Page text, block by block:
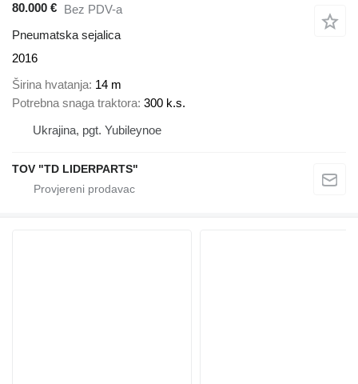
80.000 € Bez PDV-a
Pneumatska sejalica
2016
Širina hvatanja 14 m
Potrebna snaga traktora 300 k.s.
Ukrajina, pgt. Yubileynoe
TOV "TD LIDERPARTS"